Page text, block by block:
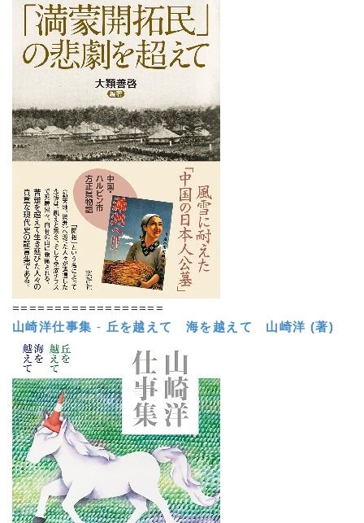
==================
山崎洋仕事集 - 丘を越えて 海を越えて 山崎洋 (著)